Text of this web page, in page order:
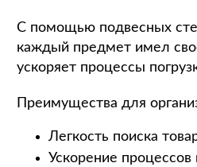
С помощью подвесных
каждый предмет имел
ускоряет процессы
Преимущества для
Легкость поиска
Ускорение процессов